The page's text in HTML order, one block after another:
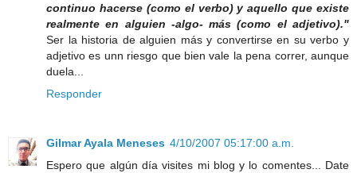
continuo hacerse (como el verbo) y aquello que existe
realmente en alguien -algo- más (como el adjetivo)."
Ser la historia de alguien más y convertirse en su verbo y
adjetivo es unn riesgo que bien vale la pena correr, aunque
duela...
Responder
Gilmar Ayala Meneses 4/10/2007 05:17:00 a.m.
Espero que algún día visites mi blog y lo comentes... Date